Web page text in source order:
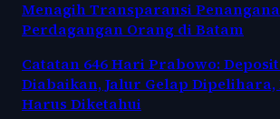
Menagih Transparansi
Perdagangan Orang di Batam
Catatan 646 Hari Prabowo:
Diabaikan, Jalur Gelap Dipelihara,
Harus Diketahui